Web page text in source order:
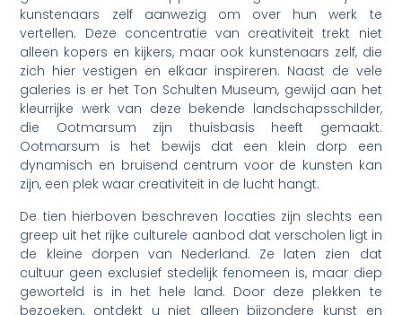
kunstenaars zelf aanwezig om over hun werk te
vertellen. Deze concentratie van creativiteit trekt niet
alleen kopers en kijkers, maar ook kunstenaars zelf, die
zich hier vestigen en elkaar inspireren. Naast de vele
galeries is er het Ton Schulten Museum, gewijd aan het
kleurrijke werk van deze bekende landschapsschilder,
die Ootmarsum zijn thuisbasis heeft gemaakt.
Ootmarsum is het bewijs dat een klein dorp een
dynamisch en bruisend centrum voor de kunsten kan
zijn, een plek waar creativiteit in de lucht hangt.
De tien hierboven beschreven locaties zijn slechts een
greep uit het rijke culturele aanbod dat verscholen ligt in
de kleine dorpen van Nederland. Ze laten zien dat
cultuur geen exclusief stedelijk fenomeen is, maar diep
geworteld is in het hele land. Door deze plekken te
bezoeken, ontdekt u niet alleen bijzondere kunst en